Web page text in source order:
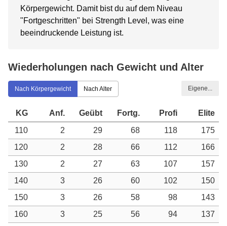
Körpergewicht. Damit bist du auf dem Niveau
"Fortgeschritten" bei Strength Level, was eine
beeindruckende Leistung ist.
Wiederholungen nach Gewicht und Alter
Nach Körpergewicht Nach Alter Eigene...
KG Anf. Geübt Fortg. Profi
Elite
110
2 29 68 118
175
120
2 28 66 112
166
130
2 27 63 107
157
140
3 26 60 102
150
150
3 26 58 98
143
160
3 25 56 94
137